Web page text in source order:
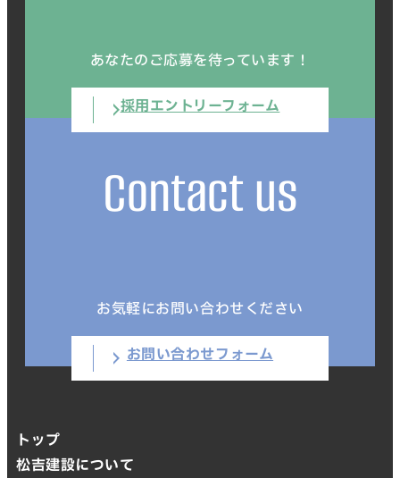
あなたのご応募を待っています！
採用エントリーフォーム
Contact us
お気軽にお問い合わせください
お問い合わせフォーム
トップ
松吉建設について